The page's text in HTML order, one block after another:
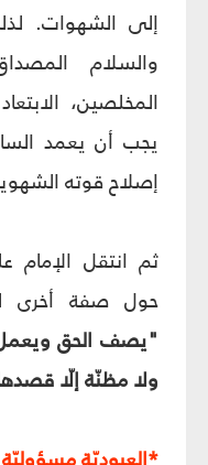
إلى الشهوات.
والسلام
المخلصين،
يجب أن يعمد
إصلاح قوته
ثم انتقل الإمام
حول صفة أخرى
"يصف الحق ويعمل
ولا مظنّة إلّا